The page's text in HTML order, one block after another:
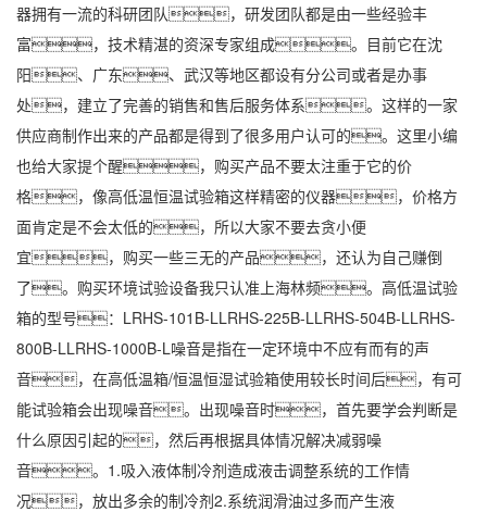
器拥有一流的科研团队，研发团队都是由一些经验丰
富，技术精湛的资深专家组成。目前它在沈
阳、广东、武汉等地区都设有分公司或者是办事
处，建立了完善的销售和售后服务体系。这样的一家
供应商制作出来的产品都是得到了很多用户认可的。这里小编
也给大家提个醒，购买产品不要太注重于它的价
格，像高低温恒温试验箱这样精密的仪器，价格方
面肯定是不会太低的，所以大家不要去贪小便
宜，购买一些三无的产品，还认为自己赚倒
了。购买环境试验设备我只认准上海林频。高低温试验
箱的型号：LRHS-101B-LLRHS-225B-LLRHS-504B-LLRHS-
800B-LLRHS-1000B-L噪音是指在一定环境中不应有而有的声
音，在高低温箱/恒温恒湿试验箱使用较长时间后，有可
能试验箱会出现噪音。出现噪音时，首先要学会判断是
什么原因引起的，然后再根据具体情况解决减弱噪
音。1.吸入液体制冷剂造成液击调整系统的工作情
况，放出多余的制冷剂2.系统润滑油过多而产生液